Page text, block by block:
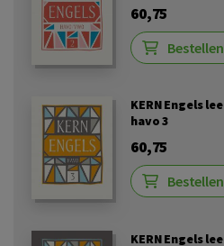
60,75
Bestellen
KERN Engels
havo 3
60,75
Bestellen
KERN Engels